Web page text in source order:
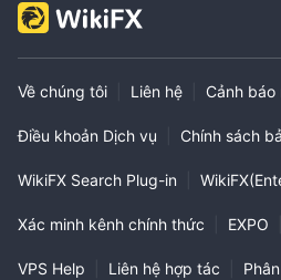
Về chúng tôi Liên hệ Cảnh báo
Điều khoản Dịch vụ Chính sách
WikiFX Search Plug-in
Xác minh kênh chính thức EXPO
VPS Help Liên hệ hợp tác